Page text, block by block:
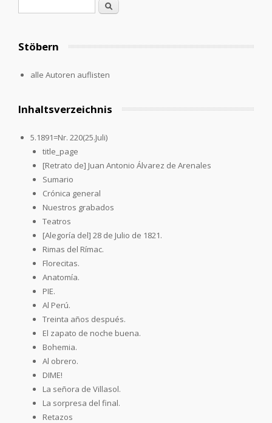
Suche
Stöbern
alle Autoren auflisten
Inhaltsverzeichnis
5.1891=Nr. 220(25.Juli)
title_page
[Retrato de] Juan Antonio Álvarez de Arenales
Sumario
Crónica general
Nuestros grabados
Teatros
[Alegoría del] 28 de Julio de 1821.
Rimas del Rímac.
Florecitas.
Anatomía.
PIE.
Al Perú.
Treinta años después.
El zapato de noche buena.
Bohemia.
Al obrero.
DIME!
La señora de Villasol.
La sorpresa del final.
Retazos